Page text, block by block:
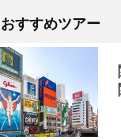
おすすめツアー